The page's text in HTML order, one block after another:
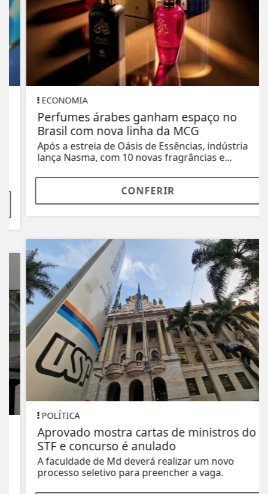
ECONOMIA
Perfumes árabes ganham espaço no
Brasil com nova linha da MCG
Após a estreia de Oásis de Essências, indústria
lança Nasma, com 10 novas fragrâncias e...
CONFERIR
POLÍTICA
Aprovado mostra cartas de ministros do
STF e concurso é anulado
A faculdade de Md deverá realizar um novo
processo seletivo para preencher a vaga.